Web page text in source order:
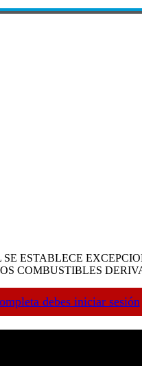
ESTABLECE
COMBUSTIBLES
debes iniciar sesión